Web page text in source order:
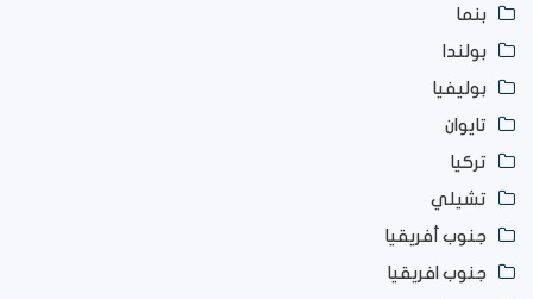
بنما
بولندا
بوليفيا
تايوان
تركيا
تشيلي
جنوب أفريقيا
جنوب افريقيا